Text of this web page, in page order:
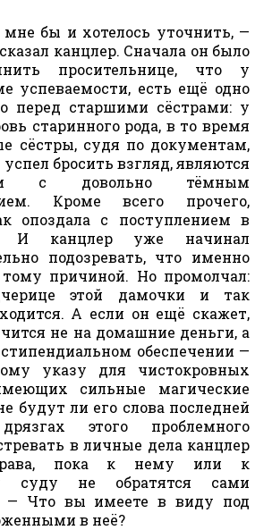
бы и хотелось уточнить, —
канцлер. Сначала он было
просительнице, что у
успеваемости, есть ещё одно
перед старшими сёстрами: у
старинного рода, в то время
сёстры, судя по документам,
бросить взгляд, являются
с довольно тёмным
Кроме всего прочего,
опоздала с поступлением в
И канцлер уже начинал
подозревать, что именно
причиной. Но промолчал:
этой дамочки и так
А если он ещё скажет,
не на домашние деньги, а
обеспечении —
указу для чистокровных
сильные магические
будут ли его слова последней
этого проблемного
в личные дела канцлер
пока к нему или к
суду не обратятся сами
— Что вы имеете в виду под
в неё?